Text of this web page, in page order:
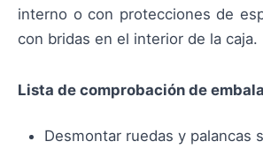
interno o con protecciones de
con bridas en el interior de la caja.
Lista de comprobación de
Desmontar ruedas y palancas